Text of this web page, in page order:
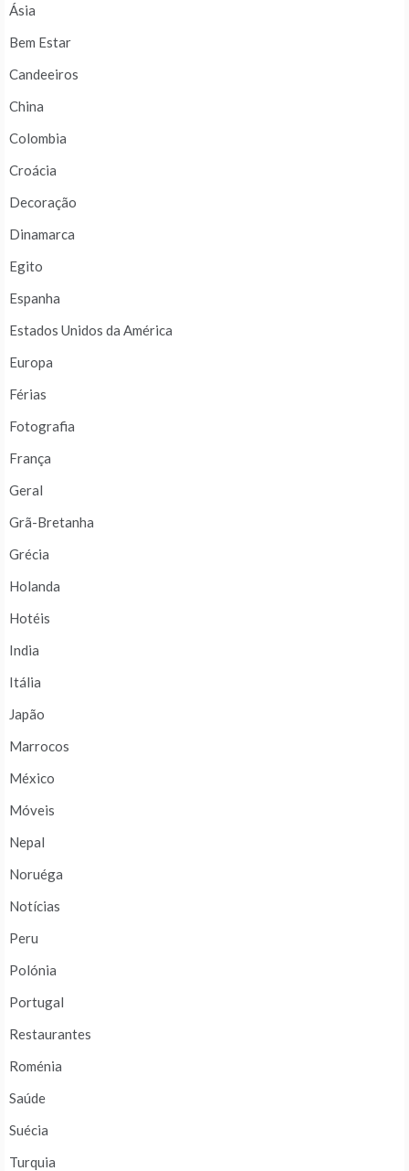
Ásia
Bem Estar
Candeeiros
China
Colombia
Croácia
Decoração
Dinamarca
Egito
Espanha
Estados Unidos da América
Europa
Férias
Fotografia
França
Geral
Grã-Bretanha
Grécia
Holanda
Hotéis
India
Itália
Japão
Marrocos
México
Móveis
Nepal
Noruéga
Notícias
Peru
Polónia
Portugal
Restaurantes
Roménia
Saúde
Suécia
Turquia